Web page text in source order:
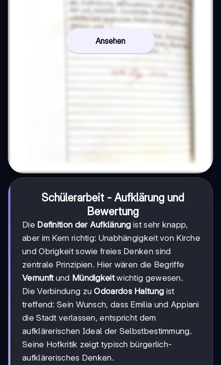
Ansehen
Schülerarbeit - Aufklärung und
Bewertung
Die Definition der Aufklärung ist sehr knapp,
aber im Kern richtig: Unabhängigkeit von Kirche
und Obrigkeit sowie freies Denken sind
zentrale Prinzipien. Hier wären die Begriffe
Vernunftund Mündigkeitwichtig gewesen.
Die Verbindung zuOdoardos Haltung ist
treffend: Sein Wunsch, dass Emilia und Appiani
die Stadt verlassen, entspricht dem
aufklärerischen Ideal der Selbstbestimmung.
Seine Hofkritik zeigt typisch bürgerlich-
aufklärerisches Denken.